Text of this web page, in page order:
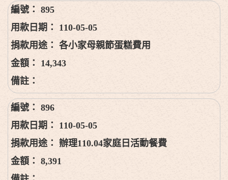
895
110-05-05
各小家母親節蛋糕費用
14,343
896
110-05-05
辦理110.04家庭日活動餐費
8,391